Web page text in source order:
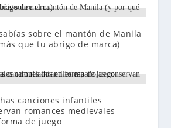
sobre el mantón de Manila
que tu abrigo de marca)
canciones infantiles
romances medievales
de juego